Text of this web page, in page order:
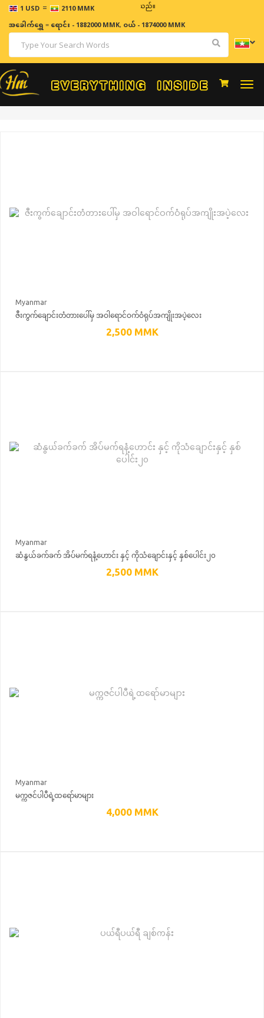
1 USD = 2110 MMK
ဈေးနှုန်းများသည် အချိန်နှင့် အမျှပြောင်းလဲနိုင်သည်။
အခေါက်ရွှေ=ရောင်း - 1882000 MMK, ဝယ် - 1874000 MMK
Myanmar
ဇီးကွက်ချောင်းတံတားပေါ်မှ အဝါရောင်ဝက်ဝံရုပ်အကျိုးအပဲ့လေး
2,500 MMK
Myanmar
ဆံနွယ်ခက်ခက် အိပ်မက်ရနံ့ဟောင်း နှင့် ကိုသံချောင်းနှင့် နှစ်ပေါင်း၂၀
2,500 MMK
Myanmar
မက္ကဇင်ပါပီရဲ့ထရော်မာများ
4,000 MMK